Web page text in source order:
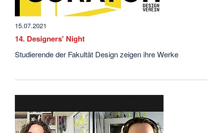
15.07.2021
14. Designers' Night
Studierende der Fakultät Design zeigen ihre Werke